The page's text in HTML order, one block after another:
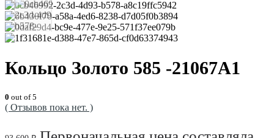
Кольцо Золото 585 -21067А1
0 out of 5
( Отзывов пока нет. )